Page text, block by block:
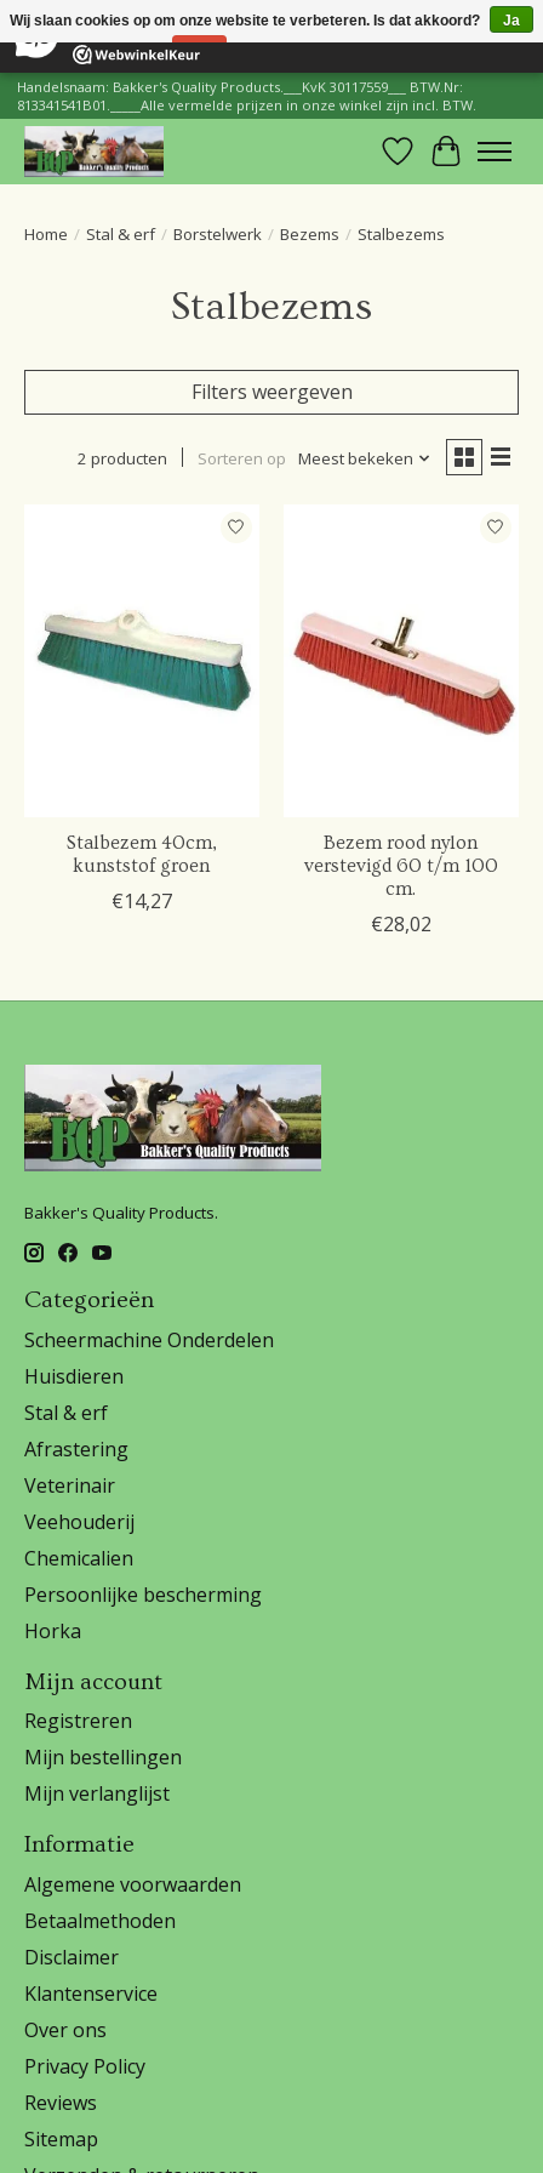
206 Reviews ×
Handelsnaam: Bakker's Quality Products.___KvK 30117559___ BTW.Nr:
813341541B01._____Alle vermelde prijzen in onze winkel zijn incl. BTW.
Verlanglijst
Home / Stal & erf / Borstelwerk / Bezems / Stalbezems
Stalbezems
Filters weergeven
2 producten Sorteren op Meest bekeken
Stalbezem 40cm,
kunststof groen
€14,27
Bezem rood nylon
verstevigd 60 t/m 100
cm.
€28,02
Bakker's Quality Products.
Categorieën
Scheermachine Onderdelen
Huisdieren
Stal & erf
Afrastering
Veterinair
Veehouderij
Chemicalien
Persoonlijke bescherming
Horka
Mijn account
Registreren
Mijn bestellingen
Mijn verlanglijst
Informatie
Algemene voorwaarden
Betaalmethoden
Disclaimer
Klantenservice
Over ons
Privacy Policy
Reviews
Sitemap
Wij slaan cookies op om onze website te verbeteren. Is dat akkoord?
Ja
Nee